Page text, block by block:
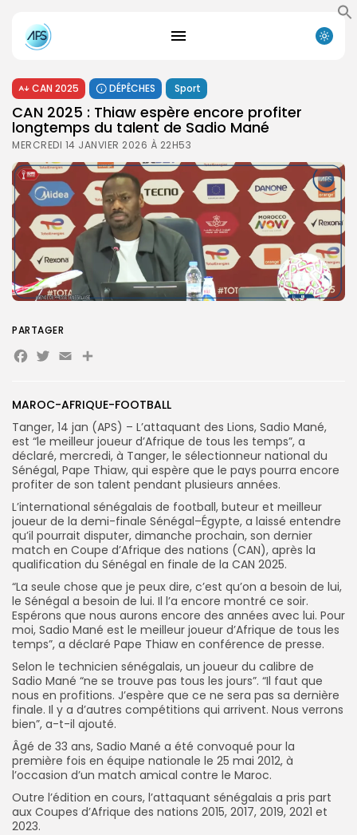
for:
FR
CAN 2025 DÉPÊCHES Sport
CAN 2025 : Thiaw espère encore profiter
longtemps du talent de Sadio Mané
MERCREDI 14 JANVIER 2026 À 22H53
MAROC-AFRIQUE-FOOTBALL
Tanger, 14 jan (APS) – L’attaquant des Lions, Sadio Mané,
est “le meilleur joueur d’Afrique de tous les temps”, a
déclaré, mercredi, à Tanger, le sélectionneur national du
Sénégal, Pape Thiaw, qui espère que le pays pourra encore
profiter de son talent pendant plusieurs années.
L’international sénégalais de football, buteur et meilleur
joueur de la demi-finale Sénégal–Égypte, a laissé entendre
qu’il pourrait disputer, dimanche prochain, son dernier
match en Coupe d’Afrique des nations (CAN), après la
qualification du Sénégal en finale de la CAN 2025.
“La seule chose que je peux dire, c’est qu’on a besoin de lui,
le Sénégal a besoin de lui. Il l’a encore montré ce soir.
Espérons que nous aurons encore des années avec lui. Pour
moi, Sadio Mané est le meilleur joueur d’Afrique de tous les
temps”, a déclaré Pape Thiaw en conférence de presse.
Selon le technicien sénégalais, un joueur du calibre de
Sadio Mané “ne se trouve pas tous les jours”. “Il faut que
nous en profitions. J’espère que ce ne sera pas sa dernière
finale. Il y a d’autres compétitions qui arrivent. Nous verrons
bien”, a-t-il ajouté.
Âgé de 33 ans, Sadio Mané a été convoqué pour la
première fois en équipe nationale le 25 mai 2012, à
l’occasion d’un match amical contre le Maroc.
Outre l’édition en cours, l’attaquant sénégalais a pris part
aux Coupes d’Afrique des nations 2015, 2017, 2019, 2021 et
2023.
PARTAGER
Facebook
Twitter
EmailPartager